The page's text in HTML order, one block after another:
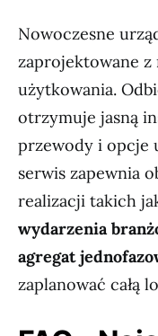
Nowoczesne
zaprojektowane
użytkowania.
otrzymuje jasną
przewody i opcje
serwis zapewnia
realizacji takich
wydarzenia
agregat
zaplanować całą